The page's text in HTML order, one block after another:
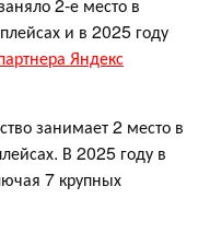
и в 2025 году
Яндекс
занимает 2 место в
В 2025 году в
7 крупных